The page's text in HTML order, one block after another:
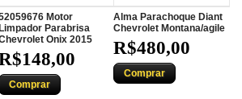
Motor
Limpador Parabrisa
Onix 2015
Comprar
Alma Parachoque Diant
Chevrolet Montana/agile
R$480,00
Comprar